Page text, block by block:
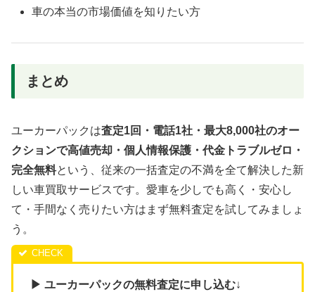
車の本当の市場価値を知りたい方
まとめ
ユーカーパックは査定1回・電話1社・最大8,000社のオー
クションで高値売却・個人情報保護・代金トラブルゼロ・
完全無料という、従来の一括査定の不満を全て解決した新
しい車買取サービスです。愛車を少しでも高く・安心し
て・手間なく売りたい方はまず無料査定を試してみましょ
う。
▶ ユーカーパックの無料査定に申し込む↓